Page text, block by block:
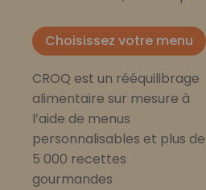
Choisissez votre menu
CROQ est un rééquilibrage
alimentaire sur mesure à
l’aide de menus
personnalisables et plus de
5 000 recettes
gourmandes